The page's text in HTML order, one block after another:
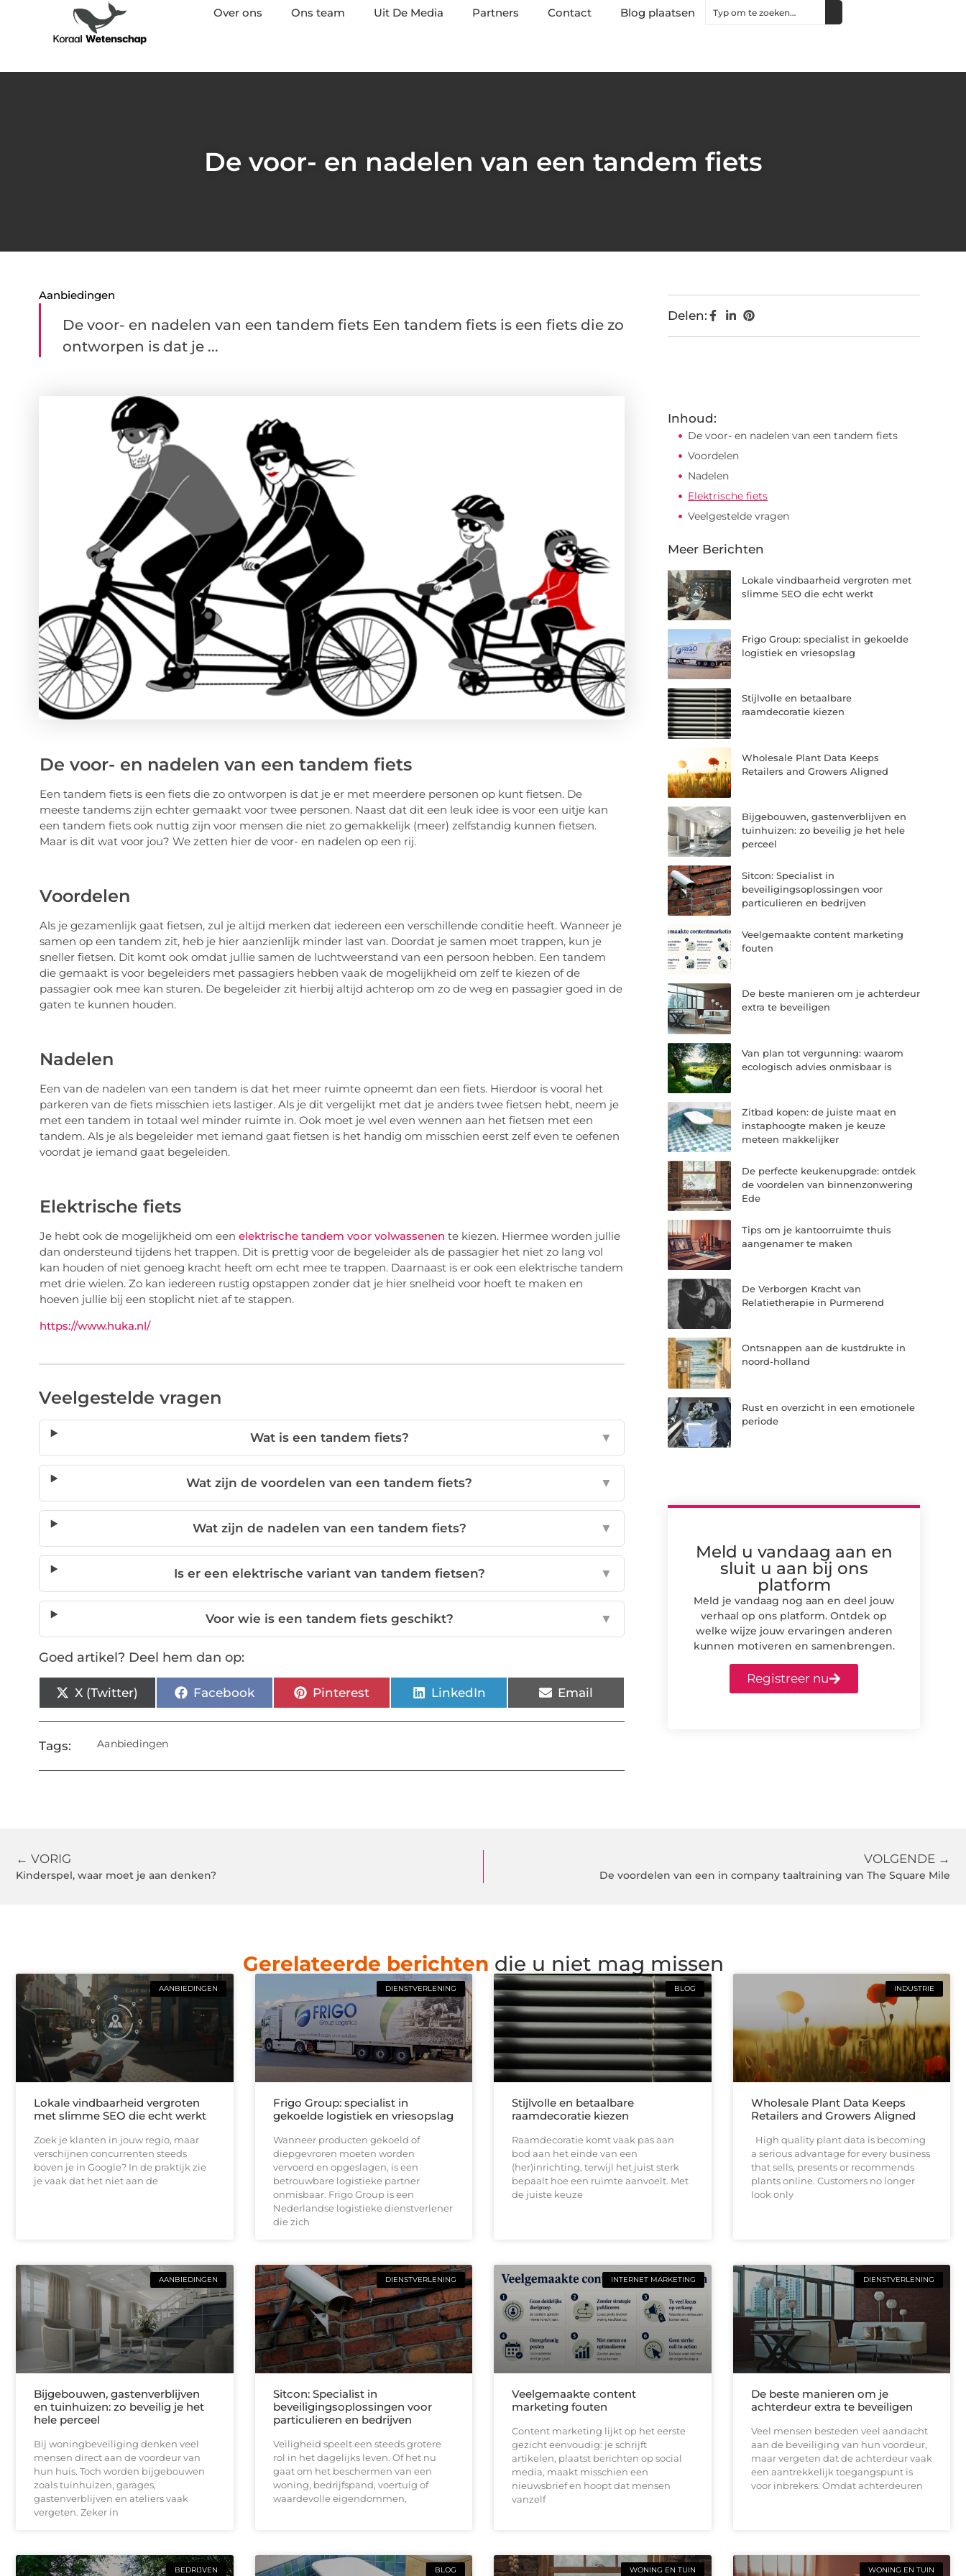
Over ons Ons team Uit De Media Partners Contact Blog plaatsen
De voor- en nadelen van een tandem fiets
Aanbiedingen
De voor- en nadelen van een tandem fiets Een tandem fiets is een fiets die zo
ontworpen is dat je ...
De voor- en nadelen van een tandem fiets
Een tandem fiets is een fiets die zo ontworpen is dat je er met meerdere personen op kunt fietsen. De
meeste tandems zijn echter gemaakt voor twee personen. Naast dat dit een leuk idee is voor een uitje kan
een tandem fiets ook nuttig zijn voor mensen die niet zo gemakkelijk (meer) zelfstandig kunnen fietsen.
Maar is dit wat voor jou? We zetten hier de voor- en nadelen op een rij.
Voordelen
Als je gezamenlijk gaat fietsen, zul je altijd merken dat iedereen een verschillende conditie heeft. Wanneer je
samen op een tandem zit, heb je hier aanzienlijk minder last van. Doordat je samen moet trappen, kun je
sneller fietsen. Dit komt ook omdat jullie samen de luchtweerstand van een persoon hebben. Een tandem
die gemaakt is voor begeleiders met passagiers hebben vaak de mogelijkheid om zelf te kiezen of de
passagier ook mee kan sturen. De begeleider zit hierbij altijd achterop om zo de weg en passagier goed in de
gaten te kunnen houden.
Nadelen
Een van de nadelen van een tandem is dat het meer ruimte opneemt dan een fiets. Hierdoor is vooral het
parkeren van de fiets misschien iets lastiger. Als je dit vergelijkt met dat je anders twee fietsen hebt, neem je
met een tandem in totaal wel minder ruimte in. Ook moet je wel even wennen aan het fietsen met een
tandem. Als je als begeleider met iemand gaat fietsen is het handig om misschien eerst zelf even te oefenen
voordat je iemand gaat begeleiden.
Elektrische fiets
Je hebt ook de mogelijkheid om een elektrische tandem voor volwassenen te kiezen. Hiermee worden jullie
dan ondersteund tijdens het trappen. Dit is prettig voor de begeleider als de passagier het niet zo lang vol
kan houden of niet genoeg kracht heeft om echt mee te trappen. Daarnaast is er ook een elektrische tandem
met drie wielen. Zo kan iedereen rustig opstappen zonder dat je hier snelheid voor hoeft te maken en
hoeven jullie bij een stoplicht niet af te stappen.
https://www.huka.nl/
Veelgestelde vragen
Wat is een tandem fiets? ▼
Wat zijn de voordelen van een tandem fiets? ▼
Wat zijn de nadelen van een tandem fiets? ▼
Is er een elektrische variant van tandem fietsen? ▼
Voor wie is een tandem fiets geschikt? ▼
Goed artikel? Deel hem dan op:
X (Twitter) Facebook Pinterest LinkedIn Email
Tags: Aanbiedingen
Delen:
Inhoud:
De voor- en nadelen van een tandem fiets
Voordelen
Nadelen
Elektrische fiets
Veelgestelde vragen
Meer Berichten
Lokale vindbaarheid vergroten met
slimme SEO die echt werkt
Frigo Group: specialist in gekoelde
logistiek en vriesopslag
Stijlvolle en betaalbare
raamdecoratie kiezen
Wholesale Plant Data Keeps
Retailers and Growers Aligned
Bijgebouwen, gastenverblijven en
tuinhuizen: zo beveilig je het hele
perceel
Sitcon: Specialist in
beveiligingsoplossingen voor
particulieren en bedrijven
Veelgemaakte content marketing
fouten
De beste manieren om je achterdeur
extra te beveiligen
Van plan tot vergunning: waarom
ecologisch advies onmisbaar is
Zitbad kopen: de juiste maat en
instaphoogte maken je keuze
meteen makkelijker
De perfecte keukenupgrade: ontdek
de voordelen van binnenzonwering
Ede
Tips om je kantoorruimte thuis
aangenamer te maken
De Verborgen Kracht van
Relatietherapie in Purmerend
Ontsnappen aan de kustdrukte in
noord-holland
Rust en overzicht in een emotionele
periode
Meld u vandaag aan en
sluit u aan bij ons
platform
Meld je vandaag nog aan en deel jouw
verhaal op ons platform. Ontdek op
welke wijze jouw ervaringen anderen
kunnen motiveren en samenbrengen.
Registreer nu
← VORIG
Kinderspel, waar moet je aan denken?
VOLGENDE →
De voordelen van een in company taaltraining van The Square Mile
Gerelateerde berichten die u niet mag missen
AANBIEDINGEN
Lokale vindbaarheid vergroten
met slimme SEO die echt werkt
Zoek je klanten in jouw regio, maar
verschijnen concurrenten steeds
boven je in Google? In de praktijk zie
je vaak dat het niet aan de
DIENSTVERLENING
Frigo Group: specialist in
gekoelde logistiek en vriesopslag
Wanneer producten gekoeld of
diepgevroren moeten worden
vervoerd en opgeslagen, is een
betrouwbare logistieke partner
onmisbaar. Frigo Group is een
Nederlandse logistieke dienstverlener
die zich
BLOG
Stijlvolle en betaalbare
raamdecoratie kiezen
Raamdecoratie komt vaak pas aan
bod aan het einde van een
(her)inrichting, terwijl het juist sterk
bepaalt hoe een ruimte aanvoelt. Met
de juiste keuze
INDUSTRIE
Wholesale Plant Data Keeps
Retailers and Growers Aligned
High quality plant data is becoming
a serious advantage for every business
that sells, presents or recommends
plants online. Customers no longer
look only
AANBIEDINGEN
Bijgebouwen, gastenverblijven
en tuinhuizen: zo beveilig je het
hele perceel
Bij woningbeveiliging denken veel
mensen direct aan de voordeur van
hun huis. Toch worden bijgebouwen
zoals tuinhuizen, garages,
gastenverblijven en ateliers vaak
vergeten. Zeker in
DIENSTVERLENING
Sitcon: Specialist in
beveiligingsoplossingen voor
particulieren en bedrijven
Veiligheid speelt een steeds grotere
rol in het dagelijks leven. Of het nu
gaat om het beschermen van een
woning, bedrijfspand, voertuig of
waardevolle eigendommen,
INTERNET MARKETING
Veelgemaakte content
marketing fouten
Content marketing lijkt op het eerste
gezicht eenvoudig: je schrijft
artikelen, plaatst berichten op social
media, maakt misschien een
nieuwsbrief en hoopt dat mensen
vanzelf
DIENSTVERLENING
De beste manieren om je
achterdeur extra te beveiligen
Veel mensen besteden veel aandacht
aan de beveiliging van hun voordeur,
maar vergeten dat de achterdeur vaak
een aantrekkelijk toegangspunt is
voor inbrekers. Omdat achterdeuren
BEDRIJVEN BLOG WONING EN TUIN WONING EN TUIN